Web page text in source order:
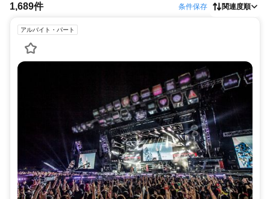
1,689件 条件保存 関連度順
アルバイト・パート